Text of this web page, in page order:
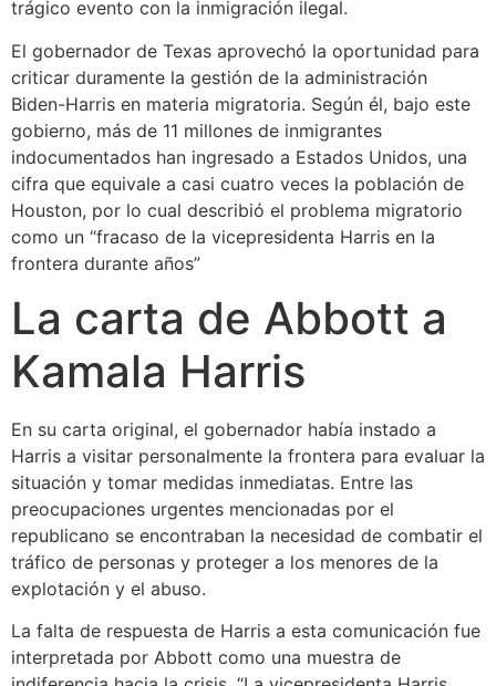
trágico evento con la inmigración ilegal.
El gobernador de Texas aprovechó la oportunidad para
criticar duramente la gestión de la administración
Biden-Harris en materia migratoria. Según él, bajo este
gobierno, más de 11 millones de inmigrantes
indocumentados han ingresado a Estados Unidos, una
cifra que equivale a casi cuatro veces la población de
Houston, por lo cual describió el problema migratorio
como un “fracaso de la vicepresidenta Harris en la
frontera durante años”
La carta de Abbott a
Kamala Harris
En su carta original, el gobernador había instado a
Harris a visitar personalmente la frontera para evaluar la
situación y tomar medidas inmediatas. Entre las
preocupaciones urgentes mencionadas por el
republicano se encontraban la necesidad de combatir el
tráfico de personas y proteger a los menores de la
explotación y el abuso.
La falta de respuesta de Harris a esta comunicación fue
interpretada por Abbott como una muestra de